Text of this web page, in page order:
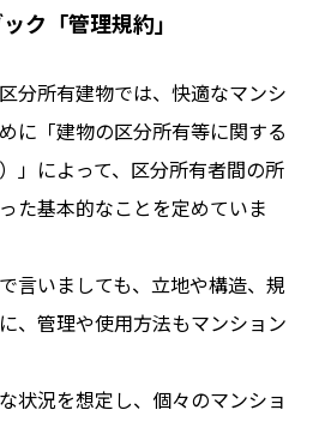
ク「管理規約」
分所有建物では、快適なマンシ
に「建物の区分所有等に関する
」によって、区分所有者間の所
た基本的なことを定めていま
言いましても、立地や構造、規
、管理や使用方法もマンション
状況を想定し、個々のマンショ